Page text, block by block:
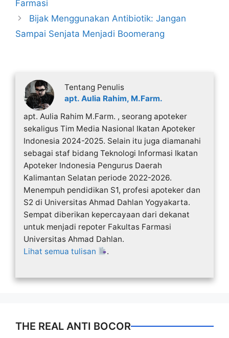
Farmasi
Bijak Menggunakan Antibiotik: Jangan
Sampai Senjata Menjadi Boomerang
Tentang Penulis
apt. Aulia Rahim, M.Farm.
apt. Aulia Rahim M.Farm. , seorang apoteker
sekaligus Tim Media Nasional Ikatan Apoteker
Indonesia 2024-2025. Selain itu juga diamanahi
sebagai staf bidang Teknologi Informasi Ikatan
Apoteker Indonesia Pengurus Daerah
Kalimantan Selatan periode 2022-2026.
Menempuh pendidikan S1, profesi apoteker dan
S2 di Universitas Ahmad Dahlan Yogyakarta.
Sempat diberikan kepercayaan dari dekanat
untuk menjadi repoter Fakultas Farmasi
Universitas Ahmad Dahlan.
Lihat semua tulisan
.
THE REAL ANTI BOCOR